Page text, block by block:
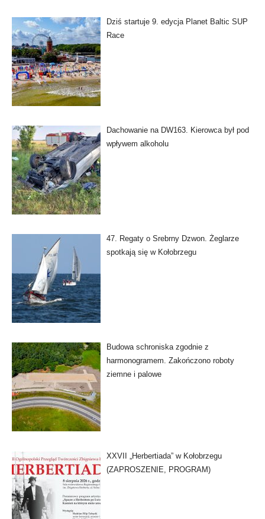
Dziś startuje 9. edycja Planet Baltic SUP
Race
Dachowanie na DW163. Kierowca był pod
wpływem alkoholu
47. Regaty o Srebrny Dzwon. Żeglarze
spotkają się w Kołobrzegu
Budowa schroniska zgodnie z
harmonogramem. Zakończono roboty
ziemne i palowe
XXVII „Herbertiada” w Kołobrzegu
(ZAPROSZENIE, PROGRAM)